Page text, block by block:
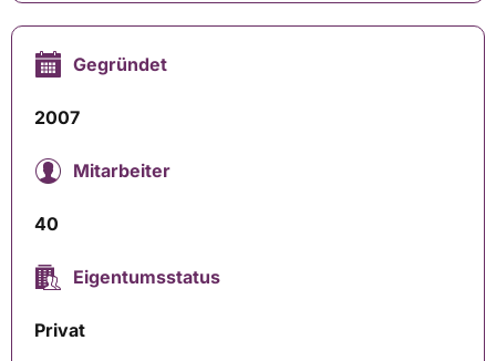
Gegründet
2007
Mitarbeiter
40
Eigentumsstatus
Privat